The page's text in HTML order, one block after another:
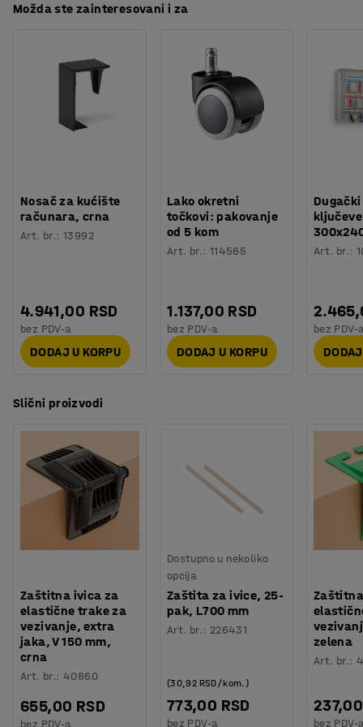
Orijentaciono vreme potrebno za montažu
Možda ste zainteresovani i za
Nosač za kućište
računara, crna
Art. br.:13992
4.941,00 RSD
bez PDV-a
DODAJ U KORPU
Lako okretni
točkovi: pakovanje
od 5 kom
Art. br.: 114565
1.137,00 RSD
bez PDV-a
DODAJ U KORPU
Art. br.:
bez PDV-
Slični proizvodi
Zaštitna ivica za
elastične trake za
vezivanje, extra
jaka, V 150 mm,
crna
Art. br.: 40860
655,00 RSD
bez PDV-a
Dostupno u nekoliko
opcija
Zaštita za ivice, 25-
pak, L700 mm
Art. br.: 226431
773,00 RSD
(30,92 RSD/kom.)
bez PDV-a
zelena
Art. br.:
bez PDV-